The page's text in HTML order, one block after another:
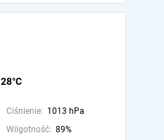
28°C
Ciśnienie: 1013 hPa
Wilgotność: 89%